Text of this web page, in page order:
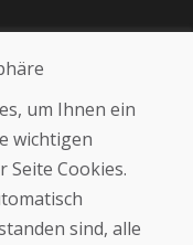
um Ihnen ein
wichtigen
Cookies.
sind, alle